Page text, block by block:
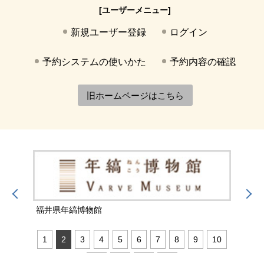
[ユーザーメニュー]
新規ユーザー登録 ログイン
予約システムの使いかた 予約内容の確認
旧ホームページはこちら
福井県年縞博物館
1 2 3 4 5 6 7 8 9 10